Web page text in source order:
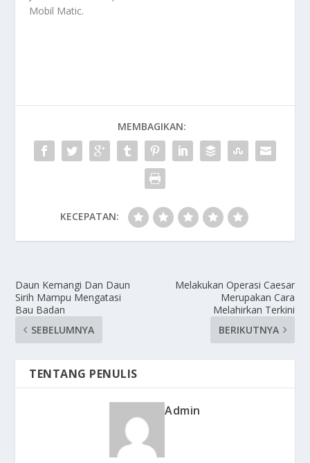
Mobil Matic.
MEMBAGIKAN:
KECEPATAN:
Daun Kemangi Dan Daun
Sirih Mampu Mengatasi
Bau Badan
SEBELUMNYA
Melakukan Operasi Caesar
Merupakan Cara
Melahirkan Terkini
BERIKUTNYA
TENTANG PENULIS
Admin